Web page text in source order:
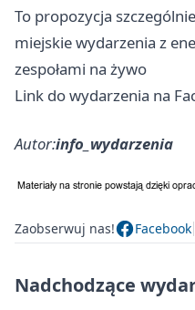
To propozycja
miejskie wydarzenia z
zespołami na żywo
Link do wydarzenia na
Autor:info_wydarzenia
Zaobserwuj nas! Facebook
Nadchodzące